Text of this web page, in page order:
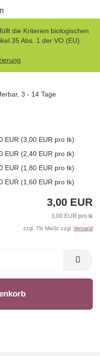
die Kriterien biologischen
35 Abs. 1 der VO (EU)
3 - 14 Tage
EUR (3,00 EUR pro tk)
EUR (2,40 EUR pro tk)
EUR (1,80 EUR pro tk)
EUR (1,60 EUR pro tk)
3,00 EUR
3,00 EUR pro tk
zzgl. 7% MwSt. zzgl. Versand